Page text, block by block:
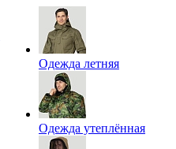
Одежда летняя
Одежда утеплённая